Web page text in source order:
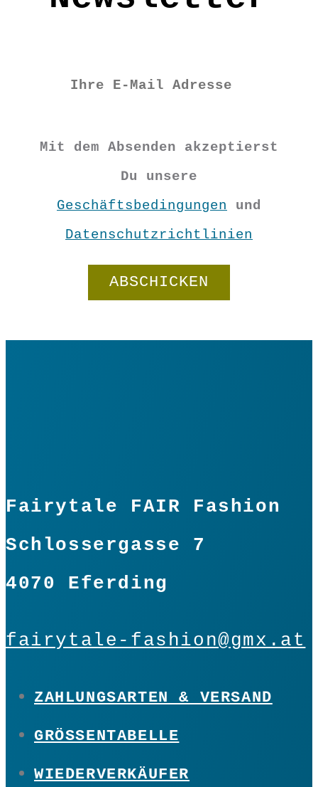
Mit dem Absenden akzeptierst
Du unsere
Geschäftsbedingungen und
Datenschutzrichtlinien
Fairytale FAIR Fashion
Schlossergasse 7
4070 Eferding
fairytale-fashion@gmx.at
ZAHLUNGSARTEN & VERSAND
GRÖSSENTABELLE
WIEDERVERKÄUFER